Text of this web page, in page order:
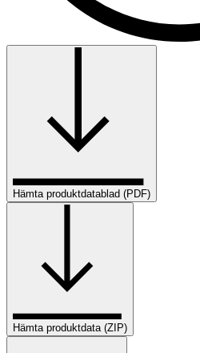
Hämta produktdatablad (PDF)
Hämta produktdata (ZIP)